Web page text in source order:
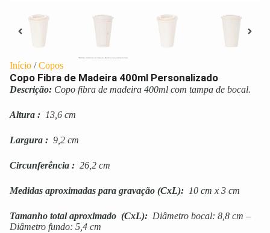
Início /Copos
Copo Fibra de Madeira 400ml Personalizado
Descrição: Copo fibra de madeira 400ml com tampa de bocal.
Altura : 13,6 cm
Largura : 9,2 cm
Circunferência : 26,2 cm
Medidas aproximadas para gravação (CxL): 10 cm x 3 cm
Tamanho total aproximado (CxL): Diâmetro bocal: 8,8 cm –
Diâmetro fundo: 5,4 cm